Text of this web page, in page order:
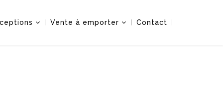
Vente à emporter Contact